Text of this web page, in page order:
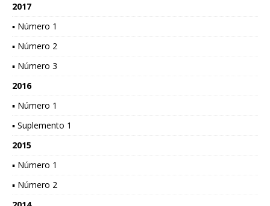
2017
▪ Número 1
▪ Número 2
▪ Número 3
2016
▪ Número 1
▪ Suplemento 1
2015
▪ Número 1
▪ Número 2